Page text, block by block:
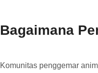
Bagaimana
Komunitas penggemar